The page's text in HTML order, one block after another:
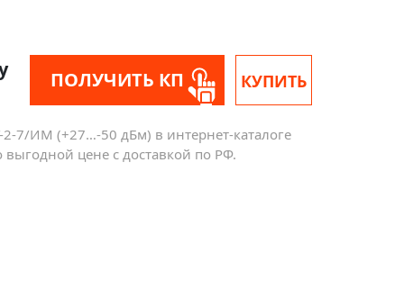
ПОЛУЧИТЬ КП КУПИТЬ
7/ИМ (+27…-50 дБм) в интернет-каталоге
выгодной цене с доставкой по РФ.